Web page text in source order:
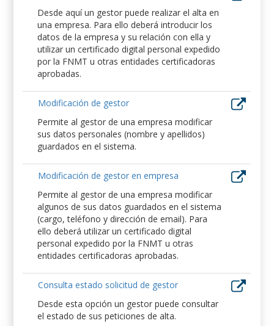
Desde aquí un gestor puede realizar el alta en
una empresa. Para ello deberá introducir los
datos de la empresa y su relación con ella y
utilizar un certificado digital personal expedido
por la FNMT u otras entidades certificadoras
aprobadas.
Modificación de gestor
Permite al gestor de una empresa modificar
sus datos personales (nombre y apellidos)
guardados en el sistema.
Modificación de gestor en empresa
Permite al gestor de una empresa modificar
algunos de sus datos guardados en el sistema
(cargo, teléfono y dirección de email). Para
ello deberá utilizar un certificado digital
personal expedido por la FNMT u otras
entidades certificadoras aprobadas.
Consulta estado solicitud de gestor
Desde esta opción un gestor puede consultar
el estado de sus peticiones de alta.